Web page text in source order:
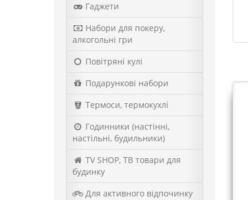
Гаджети
Набори для покеру,
алкогольні гри
Повітряні кулі
Подарункові набори
Термоси, термокухлі
Годинники (настінні,
настільні, будильники)
TV SHOP, ТВ товари для
будинку
Для активного відпочинку